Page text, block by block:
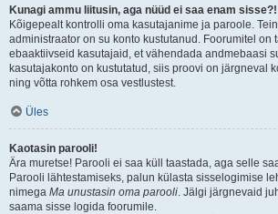
Kunagi ammu liitusin, aga nüüd ei saa enam sisse?!
Kõigepealt kontrolli oma kasutajanime ja paroole.
administraator on su konto kustutanud. Foorumitel on
ebaaktiivseid kasutajaid, et vähendada andmebaasi
kasutajakonto on kustutatud, siis proovi on järgneval
ning võtta rohkem osa vestlustest.
Üles
Kaotasin parooli!
Ära muretse! Parooli ei saa küll taastada, aga selle
Parooli lähtestamiseks, palun külasta sisselogimise
nimega Ma unustasin oma parooli. Jälgi järgnevaid
saama sisse logida foorumile.